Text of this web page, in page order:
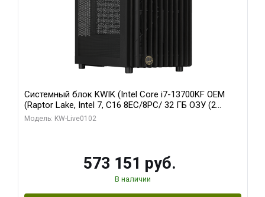
Системный блок KWIK (Intel Core i7-13700KF OEM
(Raptor Lake, Intel 7, C16 8EC/8PC/ 32 ГБ ОЗУ (2
модуля)/ Afox RTX4090 24GB GDDR6X 384-Bit 3xDP
Модель: KW-Live0102
573 151 руб.
В наличии